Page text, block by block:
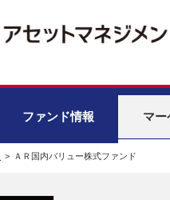
ファンド情報 マー
> ＡＲ国内バリュー株式ファンド